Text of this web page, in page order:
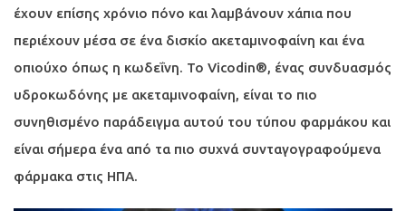
έχουν επίσης χρόνιο πόνο και λαμβάνουν χάπια που
περιέχουν μέσα σε ένα δισκίο ακεταμινοφαίνη και ένα
οπιούχο όπως η κωδεΐνη. Το Vicodin®, ένας συνδυασμός
υδροκωδόνης με ακεταμινοφαίνη, είναι το πιο
συνηθισμένο παράδειγμα αυτού του τύπου φαρμάκου και
είναι σήμερα ένα από τα πιο συχνά συνταγογραφούμενα
φάρμακα στις ΗΠΑ.